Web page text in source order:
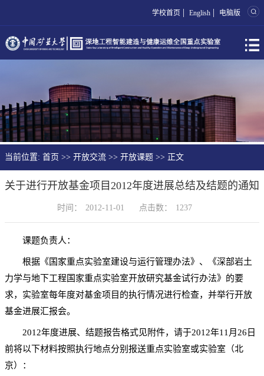
学校首页 | English | 电脑版
当前位置: 首页 >> 开放交流 >> 开放课题 >> 正文
关于进行开放基金项目2012年度进展总结及结题的通知
时间： 2012-11-01 点击数： 1237
课题负责人：
根据《国家重点实验室建设与运行管理办法》、《深部岩土
力学与地下工程国家重点实验室开放研究基金试行办法》的要
求，实验室每年度对基金项目的执行情况进行检查，并举行开放
基金进展汇报会。
2012年度进展、结题报告格式见附件，请于2012年11月26日
前将以下材料按照执行地点分别报送重点实验室或实验室（北
京）：